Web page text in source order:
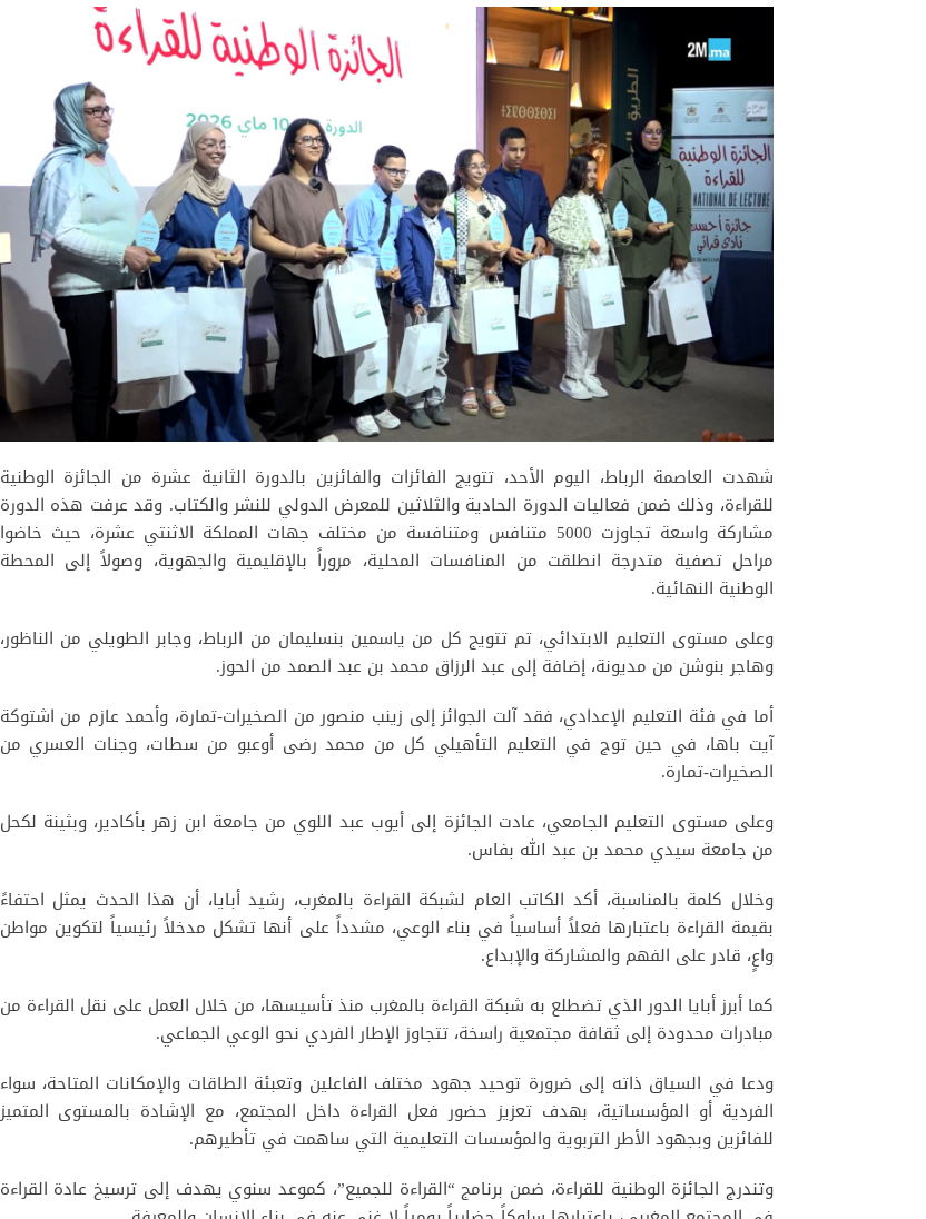
شهدت العاصمة الرباط، اليوم الأحد، تتويج الفائزات والفائزين بالدورة الثانية عشرة من الجائزة الوطنية
للقراءة، وذلك ضمن فعاليات الدورة الحادية والثلاثين للمعرض الدولي للنشر والكتاب. وقد عرفت هذه الدورة
مشاركة واسعة تجاوزت 5000 متنافس ومتنافسة من مختلف جهات المملكة الاثنتي عشرة، حيث خاضوا
مراحل تصفية متدرجة انطلقت من المنافسات المحلية، مروراً بالإقليمية والجهوية، وصولاً إلى المحطة
الوطنية النهائية.
وعلى مستوى التعليم الابتدائي، تم تتويج كل من ياسمين بنسليمان من الرباط، وجابر الطويلي من الناظور،
وهاجر بنوشن من مديونة، إضافة إلى عبد الرزاق محمد بن عبد الصمد من الحوز.
أما في فئة التعليم الإعدادي، فقد آلت الجوائز إلى زينب منصور من الصخيرات-تمارة، وأحمد عازم من اشتوكة
آيت باها، في حين توج في التعليم التأهيلي كل من محمد رضى أوعبو من سطات، وجنات العسري من
الصخيرات-تمارة.
وعلى مستوى التعليم الجامعي، عادت الجائزة إلى أيوب عبد اللوي من جامعة ابن زهر بأكادير، وبثينة لكحل
من جامعة سيدي محمد بن عبد الله بفاس.
وخلال كلمة بالمناسبة، أكد الكاتب العام لشبكة القراءة بالمغرب، رشيد أبايا، أن هذا الحدث يمثل احتفاءً
بقيمة القراءة باعتبارها فعلاً أساسياً في بناء الوعي، مشدداً على أنها تشكل مدخلاً رئيسياً لتكوين مواطن
واعٍ، قادر على الفهم والمشاركة والإبداع.
كما أبرز أبايا الدور الذي تضطلع به شبكة القراءة بالمغرب منذ تأسيسها، من خلال العمل على نقل القراءة من
مبادرات محدودة إلى ثقافة مجتمعية راسخة، تتجاوز الإطار الفردي نحو الوعي الجماعي.
ودعا في السياق ذاته إلى ضرورة توحيد جهود مختلف الفاعلين وتعبئة الطاقات والإمكانات المتاحة، سواء
الفردية أو المؤسساتية، بهدف تعزيز حضور فعل القراءة داخل المجتمع، مع الإشادة بالمستوى المتميز
للفائزين وبجهود الأطر التربوية والمؤسسات التعليمية التي ساهمت في تأطيرهم.
وتندرج الجائزة الوطنية للقراءة، ضمن برنامج “القراءة للجميع”، كموعد سنوي يهدف إلى ترسيخ عادة القراءة